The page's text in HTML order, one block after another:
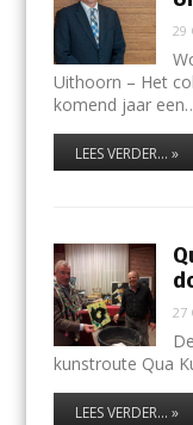
29
Uithoorn – Het
komend jaar
LEES VERDER... »
27
kunstroute Qua
LEES VERDER... »